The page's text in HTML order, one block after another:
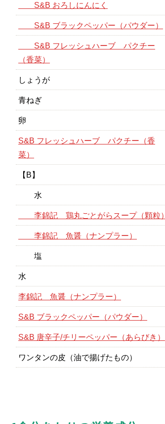
S&B おろしにんにく
S&B ブラックペッパー（パウダー）
S&B フレッシュハーブ パクチー
（香菜）
しょうが
青ねぎ
卵
S&B フレッシュハーブ パクチー（香
菜）
【B】
水
李錦記 鶏丸ごとがらスープ（顆粒）
李錦記 魚醤（ナンプラー）
塩
水
李錦記 魚醤（ナンプラー）
S&B ブラックペッパー（パウダー）
S&B 唐辛子/チリーペッパー（あらびき）
ワンタンの皮（油で揚げたもの）